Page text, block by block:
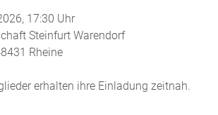
17:30 Uhr
Steinfurt Warendorf
Rheine
erhalten ihre Einladung zeitnah.